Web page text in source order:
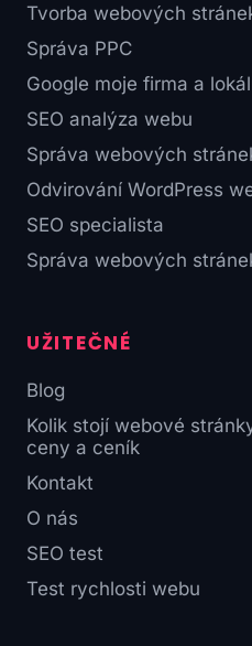
Tvorba webových
Správa PPC
Google moje firma a
SEO analýza webu
Správa webových
Odvirování WordPress
SEO specialista
Správa webových
UŽITEČNÉ
Blog
Kolik stojí webové
ceny a ceník
Kontakt
O nás
SEO test
Test rychlosti webu